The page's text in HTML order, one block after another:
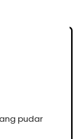
pudar